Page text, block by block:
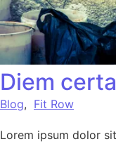
Diem
Blog, Fit Row
Lorem ipsum dolor